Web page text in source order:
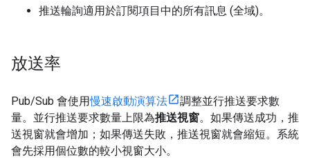
推送輪詢適用於訂閱項目中的所有訊息 (全域)。
放送率
Pub/Sub 會使用慢速啟動演算法
調整並行推送要求數
量。並行推送要求數量上限為推送視窗。如果傳送成功，推
送視窗就會增加；如果傳送失敗，推送視窗就會縮短。系統
會先採用個位數的較小視窗大小。